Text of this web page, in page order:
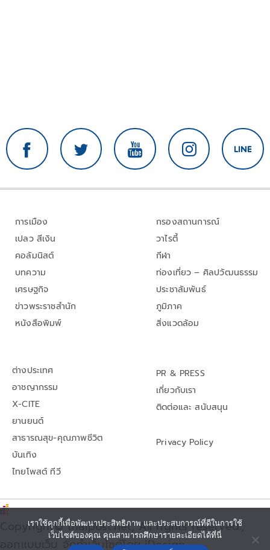
การเมือง
เปลว สีเงิน
คอลัมนิสต์
บทความ
เศรษฐกิจ
ข่าวพระราชสำนัก
หนังสือพิมพ์
กรองสถานการณ์
วาไรตี้
กีฬา
ท่องเที่ยว – ศิลปวัฒนธรรม
ประชาสัมพันธ์
ภูมิภาค
สิ่งแวดล้อม
ต่างประเทศ
อาชญากรรม
X-CITE
ยานยนต์
สาธารณสุข-คุณภาพชีวิต
บันเทิง
ไทยโพสต์ ทีวี
PR & PRESS
เกี่ยวกับเรา
ติดต่อและ สนับสนุน
Privacy Policy
Copyright© thaipost.net, All rights reserved.,
ออกแบบเว็บ จัดทำเว็บไซต์โดย iDesign
เราใช้คุกกี้เพื่อพัฒนาประสิทธิภาพ และประสบการณ์ที่ดีในการใช้
เว็บไซต์ของคุณ คุณสามารถศึกษารายละเอียดได้ที่นี่